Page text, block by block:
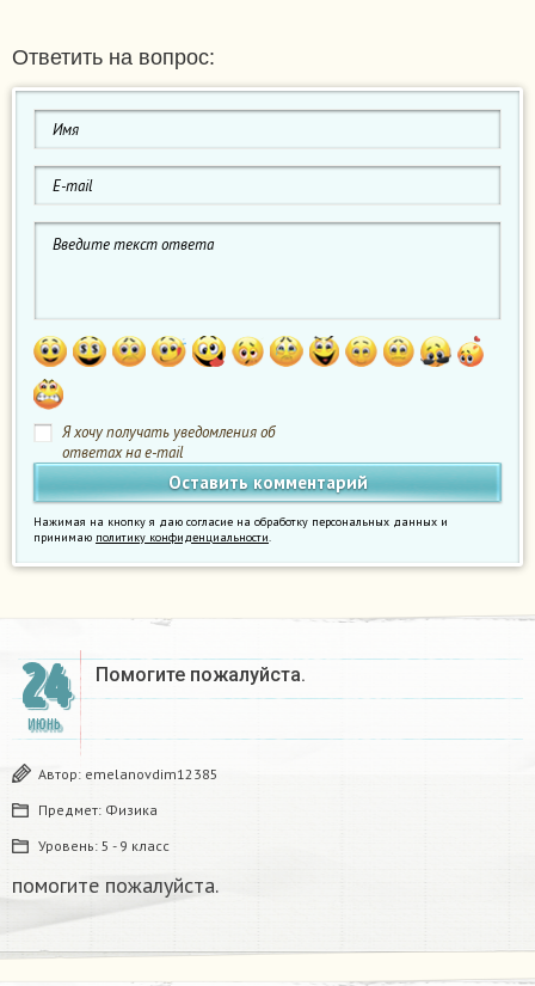
Ответить на вопрос:
Я хочу получать уведомления об
ответах на e-mail
Нажимая на кнопку я даю согласие на обработку персональных данных и
принимаю политику конфиденциальности.
24
ИЮНЬ
Помогите пожалуйста.​
Автор: emelanovdim12385
Предмет: Физика
Уровень: 5 - 9 класс
помогите пожалуйста.​